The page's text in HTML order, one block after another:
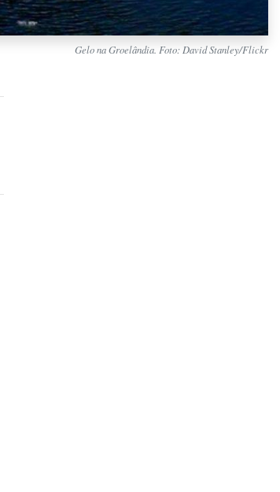
Gelo na Groelândia. Foto: David Stanley/Flickr